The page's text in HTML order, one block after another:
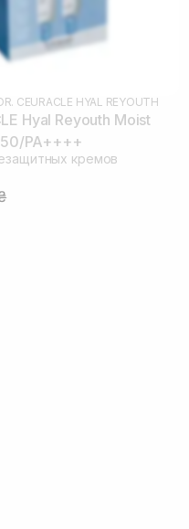
CEURACLE HYAL REYOUTH
Hyal Reyouth Moist
50/PA++++
кремов